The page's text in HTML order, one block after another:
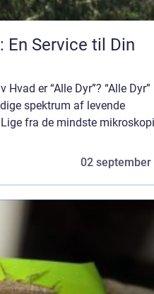
Service til Din
er “Alle Dyr”? “Alle Dyr”
spektrum af levende
fra de mindste
02 september